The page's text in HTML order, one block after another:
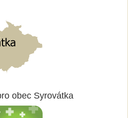
obec Syrovátka